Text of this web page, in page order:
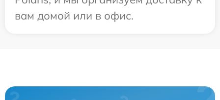
вам домой или в офис.